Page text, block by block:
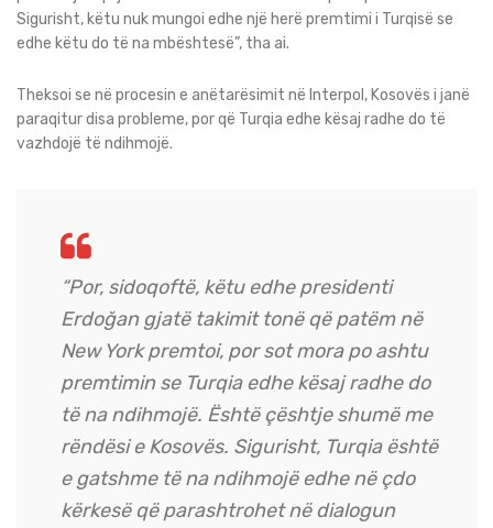
Sigurisht, këtu nuk mungoi edhe një herë premtimi i Turqisë se
edhe këtu do të na mbështesë”, tha ai.
Theksoi se në procesin e anëtarësimit në Interpol, Kosovës i janë
paraqitur disa probleme, por që Turqia edhe kësaj radhe do të
vazhdojë të ndihmojë.
“Por, sidoqoftë, këtu edhe presidenti
Erdoğan gjatë takimit tonë që patëm në
New York premtoi, por sot mora po ashtu
premtimin se Turqia edhe kësaj radhe do
të na ndihmojë. Është çështje shumë me
rëndësi e Kosovës. Sigurisht, Turqia është
e gatshme të na ndihmojë edhe në çdo
kërkesë që parashtrohet në dialogun